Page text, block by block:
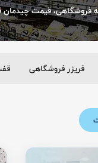
فروشگاهی، قیمت
فریزر فروشگاهی